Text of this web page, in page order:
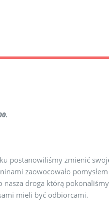
postanowiliśmy zmienić
zaowocowało
nasza droga którą
mieli być odbiorcami.